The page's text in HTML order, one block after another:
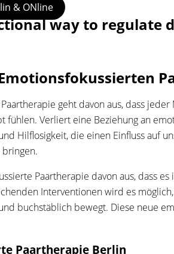
& ONline
way to regulate
geht davon aus, dass
fühlen. Verliert eine Beziehung an
Hilflosigkeit, die einen Einfluss auf
Paartherapie davon aus, dass
Interventionen wird es
buchstäblich bewegt. Diese neue
Paartherapie Berlin